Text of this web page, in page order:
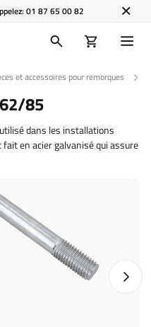
01 87 65 00 82
et accessoires pour remorques
85
dans les installations
en acier galvanisé qui assure
Photo